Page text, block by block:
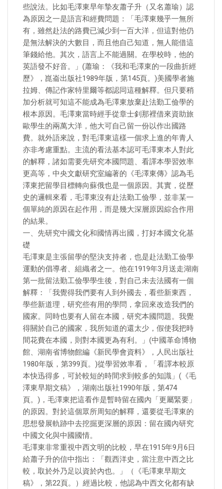
些說法。比如毛澤東早年摯友蕭子升（又名蕭瑜）認
為原因之一是語言和經費問題：「毛澤東幾乎一無所
有，雖然赴法的路費已減少到一百大洋，但這對他仍
是無法解決的大數目，而且他自己知道，無人能借這
筆錢給他。其次，語言上不能過關。在學校時，他的
英語發不好音。」(蕭瑜：《我和毛澤東的一段曲折經
歷》，崑崙出版社1989年版，第145頁。)美國學者施
拉姆、傳記作家特里爾等都認同這種解釋。但只要稍
加分析就可知這不能成為毛澤東放棄赴法勤工儉學的
根本原因。毛澤東當時經手從章士釗那裡借來資助旅
歐學生的兩萬大洋，他大可自己留一份以作出國路
費。就外語來說，對毛澤東這樣一個求上進的年青人
亦非考慮重點。主流的看法基本認可毛澤東本人對此
的解釋，諸如需要先研究本國問題、看譯本學習效率
更高等，中央文獻研究室編著的《毛澤東傳》認為毛
澤東把留學目標轉向蘇俄也是一個原因。其實，從歷
史的邏輯來看，毛澤東沒有赴法勤工儉學，並非某一
個單純的原因在起作用，而是幾大深層原因綜合作用
的結果。
一、先研究中國文化和國情再出國，打好本國文化基
礎
毛澤東是主張留學的堅決支持者，也是赴法勤工儉學
運動的倡導者、組織者之一。他在1919年3月送走湖南
第一批留法勤工儉學學生後，對自己未去法國有一個
解釋：「我覺得我們要有人到外國去，看些新東西，
學些新道理，研究些有用的學問，拿回來改造我們的
國家。同時也要有人留在本國，研究本國問題。我覺
得關於自己的國家，我所知道的還太少，假使我把時
間花費在本國，則對本國更為有利。」(中國革命博物
館、湖南省博物館編《新民學會資料》，人民出版社
1980年版，第399頁。)從學習效率看，「看譯本較原
本快迅得多，可於較短的時間求到較多的知識」(《毛
澤東早期文稿》，湖南出版社1990年版，第474
頁。)，毛澤東把這看作是暫時留在國內「更屬緊要」
的原因。對於這個眾所周知的解釋，還要從毛澤東的
思想發展軌跡中去挖掘更深層的原因：留在國內研究
中國文化與中國國情。
毛澤東非常重視中西文明的比較，早在1915年9月6日
給蕭子升的信中指出：「觀西洋史，當注意中西之比
較，取於外乃足以資於內也。」（《毛澤東早期文
稿》，第22頁。）經過比較，他認為中西文化都有缺